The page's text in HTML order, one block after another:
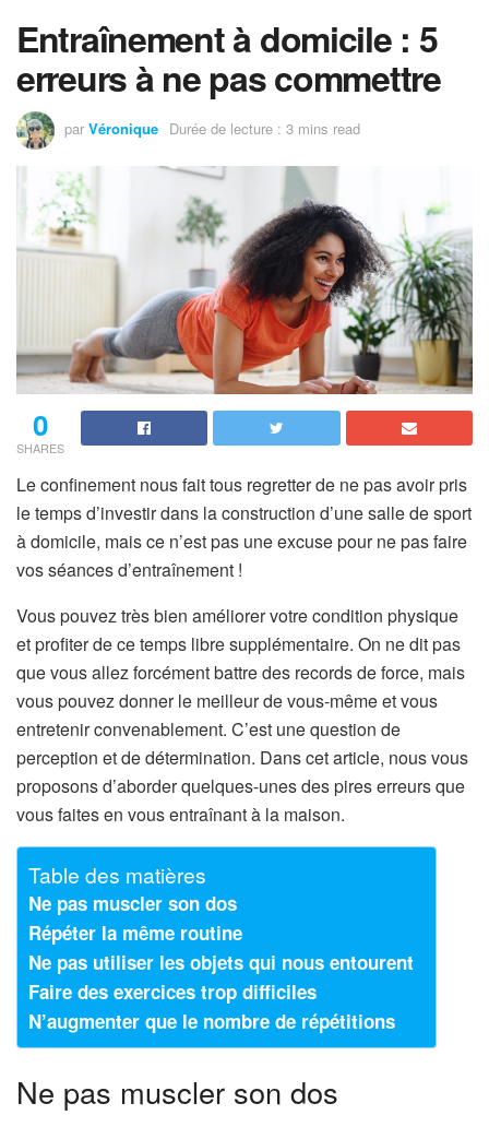
Entraînement à domicile : 5
erreurs à ne pas commettre
par Véronique Durée de lecture : 3 mins read
0
SHARES
Le confinement nous fait tous regretter de ne pas avoir pris
le temps d’investir dans la construction d’une salle de sport
à domicile, mais ce n’est pas une excuse pour ne pas faire
vos séances d’entraînement !
Vous pouvez très bien améliorer votre condition physique
et profiter de ce temps libre supplémentaire. On ne dit pas
que vous allez forcément battre des records de force, mais
vous pouvez donner le meilleur de vous-même et vous
entretenir convenablement. C’est une question de
perception et de détermination. Dans cet article, nous vous
proposons d’aborder quelques-unes des pires erreurs que
vous faites en vous entraînant à la maison.
Table des matières
Ne pas muscler son dos
Répéter la même routine
Ne pas utiliser les objets qui nous entourent
Faire des exercices trop difficiles
N’augmenter que le nombre de répétitions
Ne pas muscler son dos